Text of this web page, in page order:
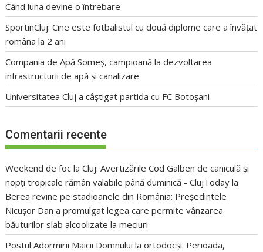
Când luna devine o întrebare
SportinCluj: Cine este fotbalistul cu două diplome care a învățat
româna la 2 ani
Compania de Apă Someș, campioană la dezvoltarea
infrastructurii de apă și canalizare
Universitatea Cluj a câștigat partida cu FC Botoșani
Comentarii recente
Weekend de foc la Cluj: Avertizările Cod Galben de caniculă și
nopți tropicale rămân valabile până duminică - ClujToday la
Berea revine pe stadioanele din România: Președintele
Nicușor Dan a promulgat legea care permite vânzarea
băuturilor slab alcoolizate la meciuri
Postul Adormirii Maicii Domnului la ortodocși: Perioada,